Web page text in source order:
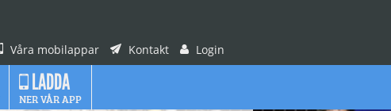
Våra mobilappar Kontakt Login
LADDA
NER VÅR APP